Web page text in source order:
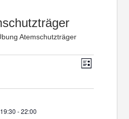
Atemschutzträger
Liste
-22:00